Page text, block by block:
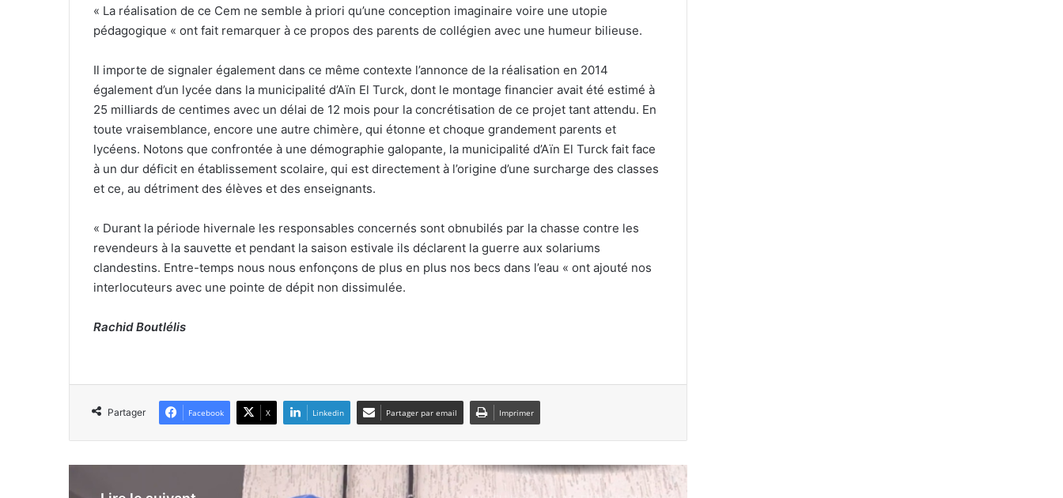
« La réalisation de ce Cem ne semble à priori qu’une conception imaginaire voire une utopie
pédagogique « ont fait remarquer à ce propos des parents de collégien avec une humeur bilieuse.
Il importe de signaler également dans ce même contexte l’annonce de la réalisation en 2014
également d’un lycée dans la municipalité d’Aïn El Turck, dont le montage financier avait été estimé à
25 milliards de centimes avec un délai de 12 mois pour la concrétisation de ce projet tant attendu. En
toute vraisemblance, encore une autre chimère, qui étonne et choque grandement parents et
lycéens. Notons que confrontée à une démographie galopante, la municipalité d’Aïn El Turck fait face
à un dur déficit en établissement scolaire, qui est directement à l’origine d’une surcharge des classes
et ce, au détriment des élèves et des enseignants.
« Durant la période hivernale les responsables concernés sont obnubilés par la chasse contre les
revendeurs à la sauvette et pendant la saison estivale ils déclarent la guerre aux solariums
clandestins. Entre-temps nous nous enfonçons de plus en plus nos becs dans l’eau « ont ajouté nos
interlocuteurs avec une pointe de dépit non dissimulée.
Rachid Boutlélis
Partager Facebook X Linkedin Partager par email Imprimer
Ain El Türck : quand le désordre règne
en maitre
intoxications, coups de soleil et AVC :
le personnel du service des urgences
de l’EHU d’Oran ne chôme pas !
avancent à un rythme soutenu
Sidi Bel Abbès : les travaux de
réhabilitation des cités universitaires